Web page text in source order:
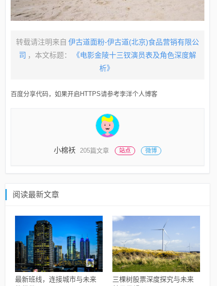
转载请注明来自 伊古道面粉-伊古道(北京)食品营销有限公
司 ，本文标题：
《电影金陵十三钗演员表及角色深度解
析》
百度分享代码，如果开启HTTPS请参考李洋个人博客
小棉袄 205篇文章 站点 微博
阅读最新文章
最新班线，连接城市与未来
三棵树股票深度探究与未来